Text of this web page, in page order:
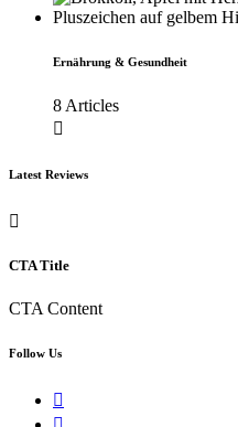
Ernährung & Gesundheit
8 Articles
Latest Reviews
CTA Title
CTA Content
Follow Us